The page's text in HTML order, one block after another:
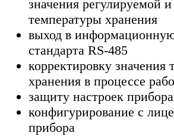
значения регулируемой
температуры хранения
выход в
стандарта RS-485
корректировку значения
хранения в процессе
защиту настроек прибора
конфигурирование с
прибора